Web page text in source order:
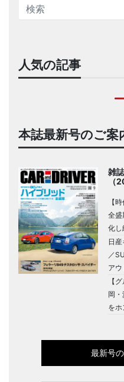
人気の記事
本誌最新号のご案
雑
（
【
全盛
化し
日
／
ア
【
岡
を
最新号